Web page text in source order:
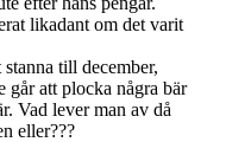
likadant om det varit
till december,
går att plocka några bär
Vad lever man av då
eller???